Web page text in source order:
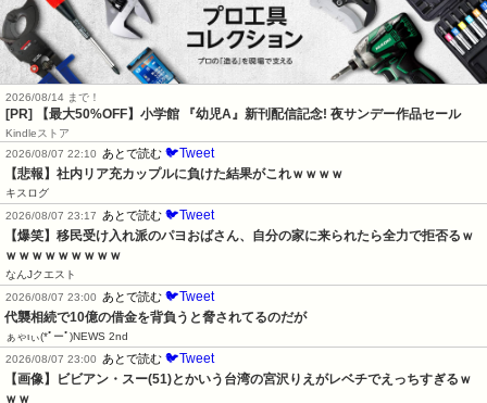
2026/08/14 まで！
[PR] 【最大50%OFF】小学館 『幼児A』新刊配信記念! 夜サンデー作品セール
Kindleストア
2026/08/07 22:10 あとで読む 🐦Tweet
【悲報】社内リア充カップルに負けた結果がこれｗｗｗｗ
キスログ
2026/08/07 23:17 あとで読む 🐦Tweet
【爆笑】移民受け入れ派のパヨおばさん、自分の家に来られたら全力で拒否るｗ
ｗｗｗｗｗｗｗｗｗ
なんJクエスト
2026/08/07 23:00 あとで読む 🐦Tweet
代襲相続で10億の借金を背負うと脅されてるのだが
ぁゃιぃ(*ﾟーﾟ)NEWS 2nd
2026/08/07 23:00 あとで読む 🐦Tweet
【画像】ビビアン・スー(51)とかいう台湾の宮沢りえがレベチでえっちすぎるｗ
ｗｗ